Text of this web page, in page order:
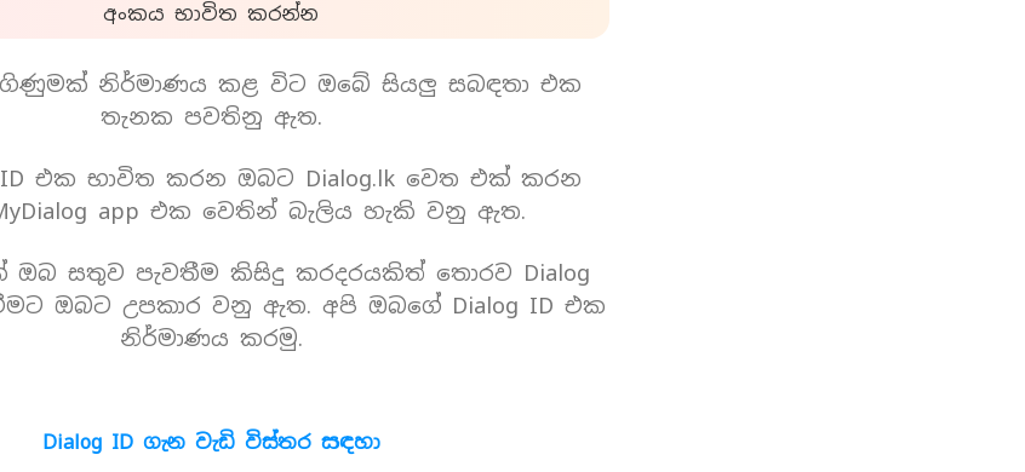
අංකය භාවිත කරන්න
නිර්මාණය කළ විට ඔබේ සියලු සබඳතා එක
තැනක පවතිනු ඇත.
එක භාවිත කරන ඔබට Dialog.lk වෙත එක් කරන
app එක වෙතින් බැලිය හැකි වනු ඇත.
ඔබ සතුව පැවතීම කිසිදු කරදරයකිත් තොරව Dialog
ඔබට උපකාර වනු ඇත. අපි ඔබගේ Dialog ID එක
නිර්මාණය කරමු.
Dialog ID ගැන වැඩි විස්තර සඳහා